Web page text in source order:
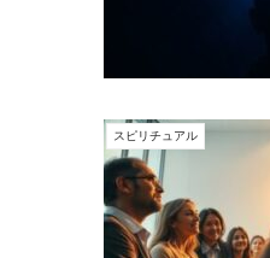
スピリチュアル